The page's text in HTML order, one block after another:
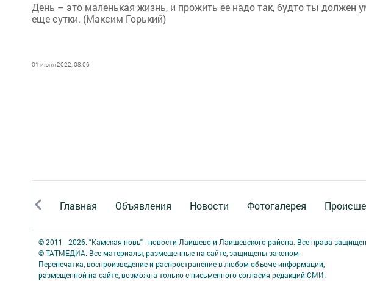
День – это маленькая жизнь, и прожить ее надо так, будто ты должен
еще сутки. (Максим Горький)
01 июня 2022, 08:06
Главная Объявления Новости Фотогалерея
© 2011 - 2026. "Камская новь" - новости Лаишево и Лаишевского района. Все права
© ТАТМЕДИА. Все материалы, размещенные на сайте, защищены законом.
Перепечатка, воспроизведение и распространение в любом объеме информации,
размещенной на сайте, возможна только с письменного согласия редакций СМИ.